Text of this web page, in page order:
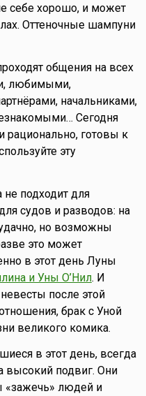
себе хорошо, и может
Оттеночные шампуни
общения на всех
любимыми,
начальниками,
Сегодня
рационально, готовы к
эту
не подходит для
судов и разводов: на
но возможны
это может
в этот день Луны
и Уны О’Нил. И
после этой
брак с Уной
великого комика.
в этот день, всегда
высокий подвиг. Они
«зажечь» людей и